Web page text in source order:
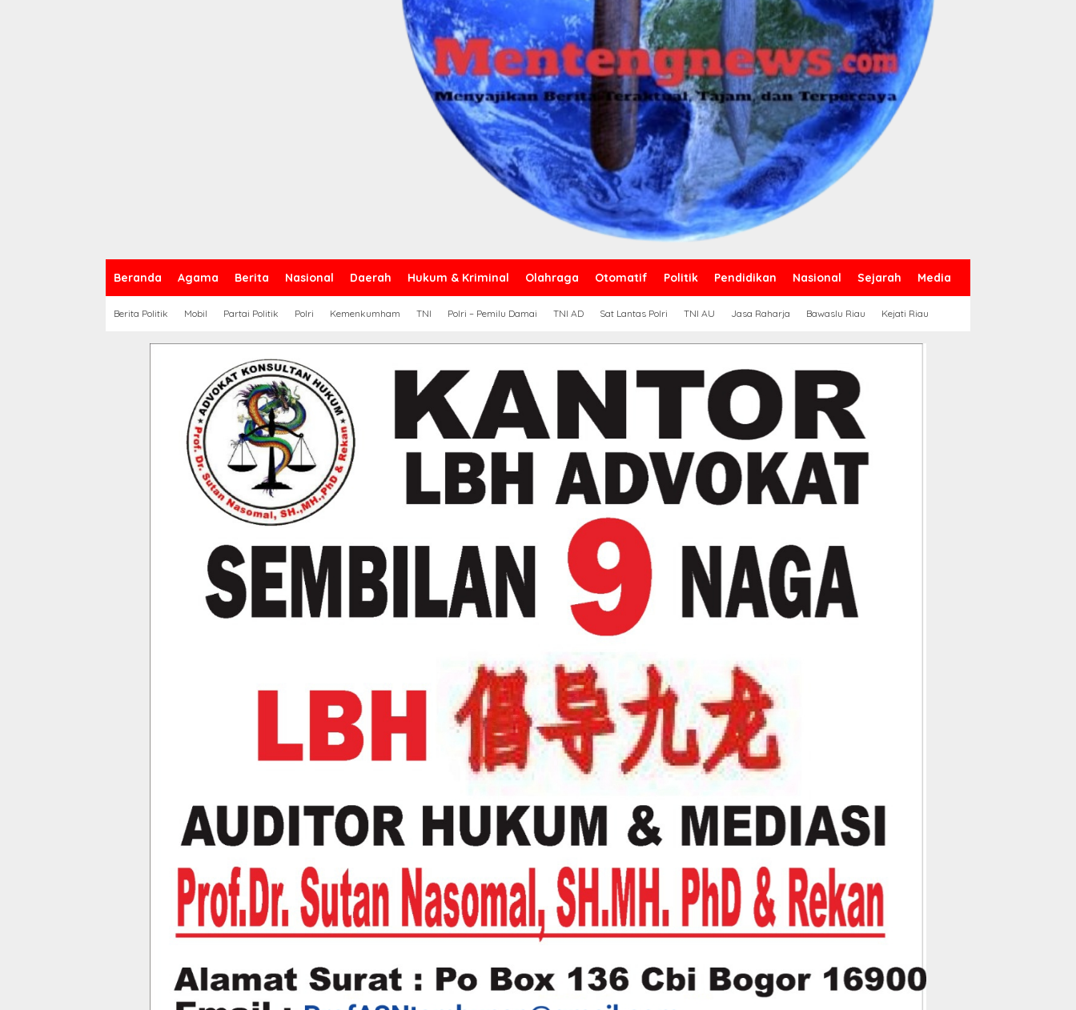
Beranda Agama Berita Nasional Daerah Hukum & Kriminal Olahraga Otomatif Politik Pendidikan Nasional Sejarah Media
Berita Politik Mobil Partai Politik Polri Kemenkumham TNI Polri – Pemilu Damai TNI AD Sat Lantas Polri TNI AU Jasa Raharja Bawaslu Riau Kejati Riau